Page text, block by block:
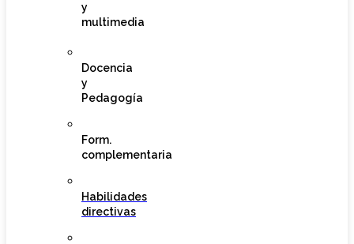
y
multimedia
Docencia
y
Pedagogía
Form.
complementaria
Habilidades
directivas